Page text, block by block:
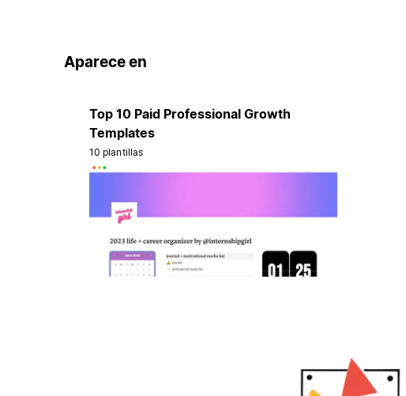
Aparece en
Top 10 Paid Professional Growth
Templates
10 plantillas